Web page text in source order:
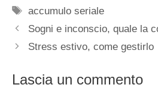
Tag
accumulo seriale
Sogni e inconscio, quale la
Stress estivo, come gestirlo
Lascia un commento